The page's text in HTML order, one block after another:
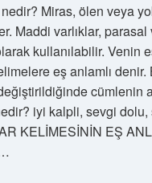
Miras, ölen veya
Maddi varlıklar,
kullanılabilir. Venin
eş anlamlı
cümlenin
iyi kalpli, sevgi dolu,
KELİMESİNİN EŞ